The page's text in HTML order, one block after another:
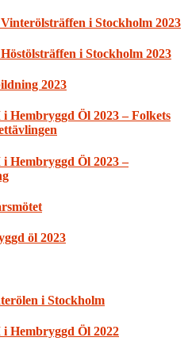
i Stockholm 2023
i Stockholm 2023
2023
Hembryggd Öl 2023 – Folkets
i Hembryggd Öl 2023 –
öl 2023
i Stockholm
i Hembryggd Öl 2022